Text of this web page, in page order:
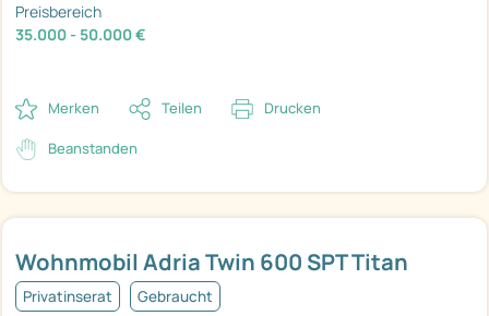
Wohnmobil Adria Twin 600 SPT Titan
Privatinserat Gebraucht
Preisbereich
35.000 - 50.000 €
Merken Teilen Drucken
Beanstanden